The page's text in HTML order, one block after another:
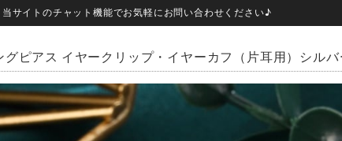
サイトのチャット機能でお気軽にお問い合わせください♪
ピアス イヤークリップ・イヤーカフ（片耳用）シル